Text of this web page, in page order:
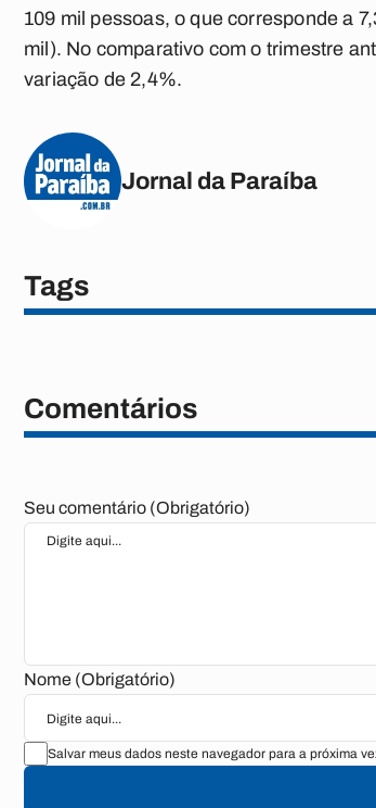
109 mil pessoas, o que corresponde a
mil). No comparativo com o trimestre
variação de 2,4%.
Jornal da Paraíba
Tags
Comentários
Seu comentário (Obrigatório)
Nome (Obrigatório)
Salvar meus dados neste navegador para a próxima